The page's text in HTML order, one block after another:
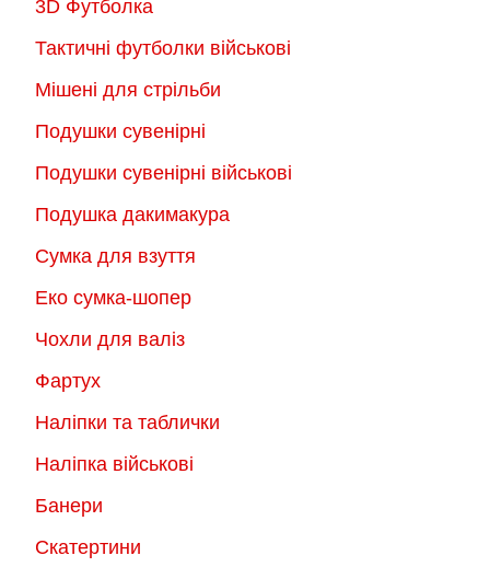
3D Футболка
Тактичні футболки військові
Мішені для стрільби
Подушки сувенірні
Подушки сувенірні військові
Подушка дакимакура
Сумка для взуття
Еко сумка-шопер
Чохли для валіз
Фартух
Наліпки та таблички
Наліпка військові
Банери
Скатертини